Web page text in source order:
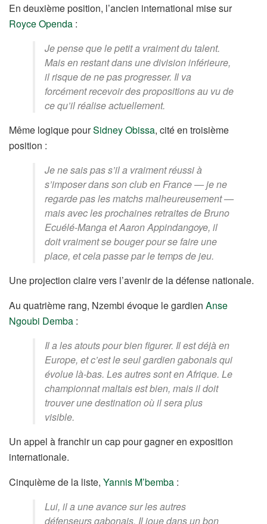
En deuxième position, l’ancien international mise sur
Royce Openda :
Je pense que le petit a vraiment du talent.
Mais en restant dans une division inférieure,
il risque de ne pas progresser. Il va
forcément recevoir des propositions au vu de
ce qu’il réalise actuellement.
Même logique pourSidney Obissa, cité en troisième
position :
Je ne sais pas s’il a vraiment réussi à
s’imposer dans son club en France — je ne
regarde pas les matchs malheureusement —
mais avec les prochaines retraites de Bruno
Ecuélé-Manga et Aaron Appindangoye, il
doit vraiment se bouger pour se faire une
place, et cela passe par le temps de jeu.
Une projection claire vers l’avenir de la défense nationale.
Au quatrième rang, Nzembi évoque le gardien Anse
Ngoubi Demba :
Il a les atouts pour bien figurer. Il est déjà en
Europe, et c’est le seul gardien gabonais qui
évolue là-bas. Les autres sont en Afrique. Le
championnat maltais est bien, mais il doit
trouver une destination où il sera plus
visible.
Un appel à franchir un cap pour gagner en exposition
internationale.
Cinquième de la liste, Yannis M’bemba :
Lui, il a une avance sur les autres
défenseurs gabonais. Il joue dans un bon